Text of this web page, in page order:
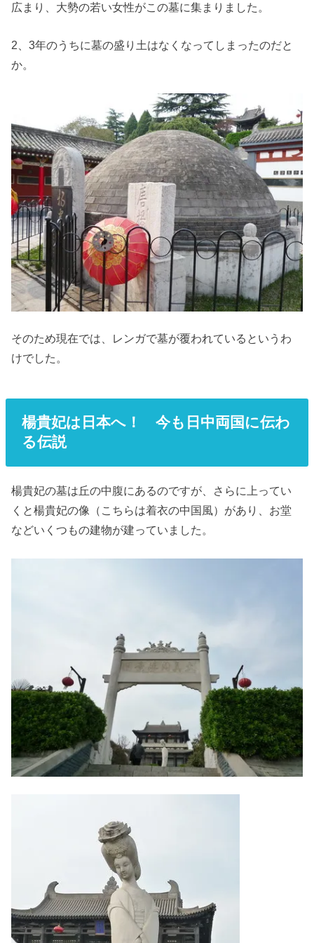
広まり、大勢の若い女性がこの墓に集まりました。
2、3年のうちに墓の盛り土はなくなってしまったのだと
か。
そのため現在では、レンガで墓が覆われているというわ
けでした。
楊貴妃は日本へ！ 今も日中両国に伝わ
る伝説
楊貴妃の墓は丘の中腹にあるのですが、さらに上ってい
くと楊貴妃の像（こちらは着衣の中国風）があり、お堂
などいくつもの建物が建っていました。